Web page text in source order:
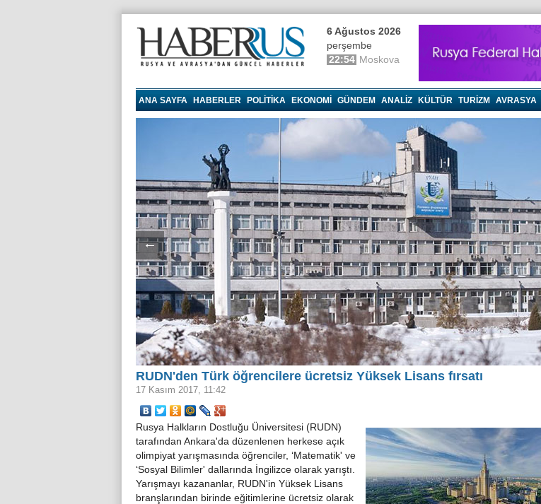
6 Ağustos 2026
perşembe
22:54 Moskova
ANA SAYFA HABERLER POLITIKA EKONOMI GÜNDEM ANALIZ KÜLTÜR TURIZM AVRASYA
←
RUDN'den Türk öğrencilere ücretsiz Yüksek Lisans fırsatı
17 Kasım 2017, 11:42
Rusya Halkların Dostluğu Üniversitesi (RUDN)
tarafından Ankara'da düzenlenen herkese açık
olimpiyat yarışmasında öğrenciler, ‘Matematik' ve
‘Sosyal Bilimler' dallarında İngilizce olarak yarıştı.
Yarışmayı kazananlar, RUDN'in Yüksek Lisans
branşlarından birinde eğitimlerine ücretsiz olarak